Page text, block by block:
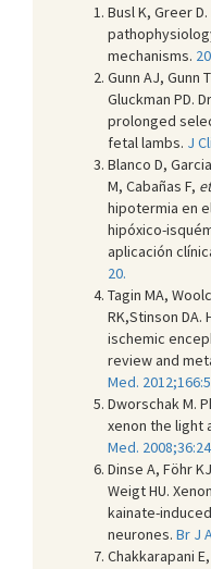
Busl K, Greer
mechanisms.
Gunn AJ, Gunn
Gluckman PD.
prolonged
fetal lambs. J
Blanco D,
M, Cabañas F,
hipotermia en
hipóxico-
aplicación
20.
Tagin MA,
RK,Stinson
ischemic
review and
Med.
Dworschak M.
xenon the light
Med.
Dinse A, Föhr
Weigt HU.
kainate-
neurones. Br J
Chakkarapani